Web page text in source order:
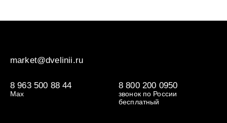
market@dvelinii.ru
8 800 200 0950
звонок по России
бесплатный
8 963 500 88 44
Max